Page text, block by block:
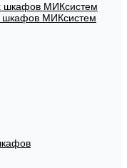
шкафов МИКсистем
шкафов МИКсистем